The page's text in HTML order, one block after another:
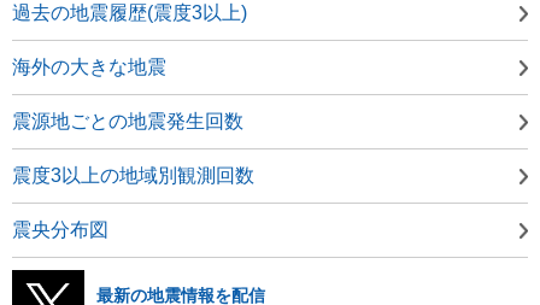
過去の地震履歴(震度3以上)
海外の大きな地震
震源地ごとの地震発生回数
震度3以上の地域別観測回数
震央分布図
最新の地震情報を配信